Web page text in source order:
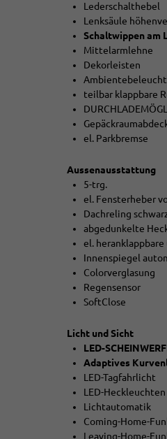
Lederschalthebel
Lenksäule
Schaltwippen am
Mittelarmlehne
Dekorleisten
teilbar klappbare
el. Parkbremse
Aussenausstattung
5-trg.
el. Fensterheber
Dachreling
abgedunkelte
el.
Innenspiegel
Colorverglasung
Regensensor
SoftClose
Licht und Sicht
LED-
Adaptives
LED-Tagfahrlicht
LED-Heckleuchten
Lichtautomatik
Coming-Home-
Leaving-Home-